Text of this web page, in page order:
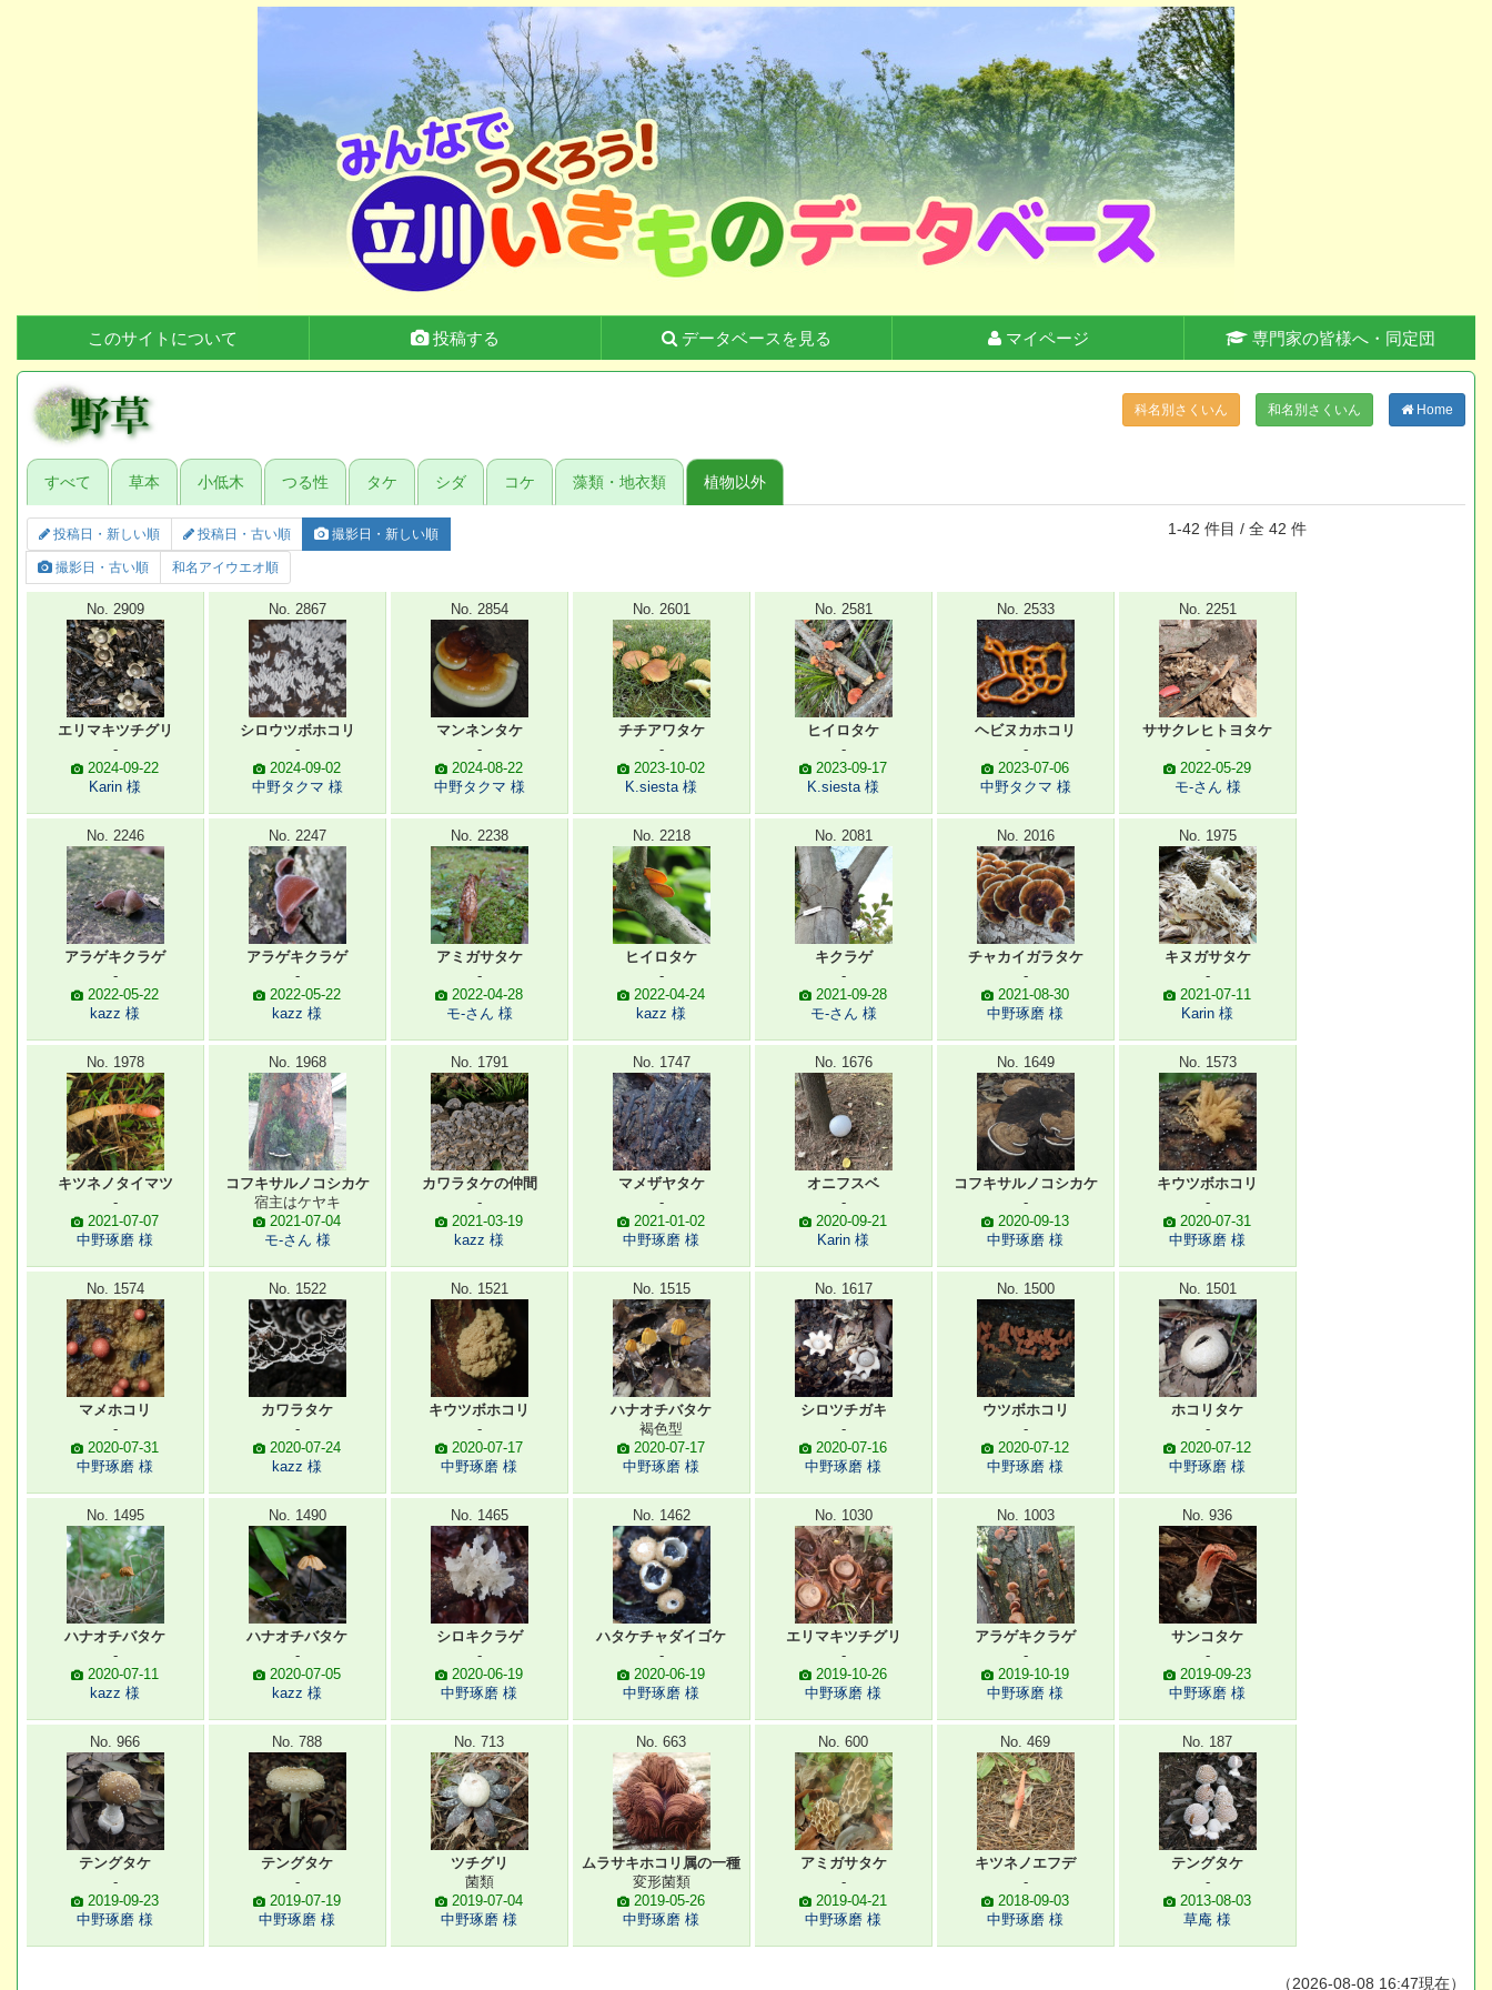
このサイトについて 投稿する データベースを見る マイページ 専門家の皆様へ・同定団
科名別さくいん 和名別さくいん Home
すべて 草本 小低木 つる性 タケ シダ コケ 藻類・地衣類 植物以外
投稿日・新しい順 投稿日・古い順 撮影日・新しい順
撮影日・古い順 和名アイウエオ順
1-42 件目 / 全 42 件
No. 2909
エリマキツチグリ
-
2024-09-22
Karin 様
No. 2867
シロウツボホコリ
-
2024-09-02
中野タクマ 様
No. 2854
マンネンタケ
-
2024-08-22
中野タクマ 様
No. 2601
チチアワタケ
-
2023-10-02
K.siesta 様
No. 2581
ヒイロタケ
-
2023-09-17
K.siesta 様
No. 2533
ヘビヌカホコリ
-
2023-07-06
中野タクマ 様
No. 2251
ササクレヒトヨタケ
-
2022-05-29
モ-さん 様
No. 2246
アラゲキクラゲ
-
2022-05-22
kazz 様
No. 2247
アラゲキクラゲ
-
2022-05-22
kazz 様
No. 2238
アミガサタケ
-
2022-04-28
モ-さん 様
No. 2218
ヒイロタケ
-
2022-04-24
kazz 様
No. 2081
キクラゲ
-
2021-09-28
モ-さん 様
No. 2016
チャカイガラタケ
-
2021-08-30
中野琢磨 様
No. 1975
キヌガサタケ
-
2021-07-11
Karin 様
No. 1978
キツネノタイマツ
-
2021-07-07
中野琢磨 様
No. 1968
コフキサルノコシカケ
宿主はケヤキ
2021-07-04
モ-さん 様
No. 1791
カワラタケの仲間
-
2021-03-19
kazz 様
No. 1747
マメザヤタケ
-
2021-01-02
中野琢磨 様
No. 1676
オニフスベ
-
2020-09-21
Karin 様
No. 1649
コフキサルノコシカケ
-
2020-09-13
中野琢磨 様
No. 1573
キウツボホコリ
-
2020-07-31
中野琢磨 様
No. 1574
マメホコリ
-
2020-07-31
中野琢磨 様
No. 1522
カワラタケ
-
2020-07-24
kazz 様
No. 1521
キウツボホコリ
-
2020-07-17
中野琢磨 様
No. 1515
ハナオチバタケ
褐色型
2020-07-17
中野琢磨 様
No. 1617
シロツチガキ
-
2020-07-16
中野琢磨 様
No. 1500
ウツボホコリ
-
2020-07-12
中野琢磨 様
No. 1501
ホコリタケ
-
2020-07-12
中野琢磨 様
No. 1495
ハナオチバタケ
-
2020-07-11
kazz 様
No. 1490
ハナオチバタケ
-
2020-07-05
kazz 様
No. 1465
シロキクラゲ
-
2020-06-19
中野琢磨 様
No. 1462
ハタケチャダイゴケ
-
2020-06-19
中野琢磨 様
No. 1030
エリマキツチグリ
-
2019-10-26
中野琢磨 様
No. 1003
アラゲキクラゲ
-
2019-10-19
中野琢磨 様
No. 936
サンコタケ
-
2019-09-23
中野琢磨 様
No. 966
テングタケ
-
2019-09-23
中野琢磨 様
No. 788
テングタケ
-
2019-07-19
中野琢磨 様
No. 713
ツチグリ
菌類
2019-07-04
中野琢磨 様
No. 663
ムラサキホコリ属の一種
変形菌類
2019-05-26
中野琢磨 様
No. 600
アミガサタケ
-
2019-04-21
中野琢磨 様
No. 469
キツネノエフデ
-
2018-09-03
中野琢磨 様
No. 187
テングタケ
-
2013-08-03
草庵 様
（2026-08-08 16:47現在）